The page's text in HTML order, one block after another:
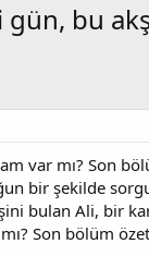
gün, bu
var mı? Son
bir şekilde
bulan Ali, bir
Son bölüm